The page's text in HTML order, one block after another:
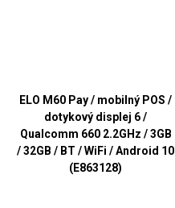
ELO M60 Pay / mobilný POS /
dotykový displej 6 /
Qualcomm 660 2.2GHz / 3GB
/ 32GB / BT / WiFi / Android 10
(E863128)